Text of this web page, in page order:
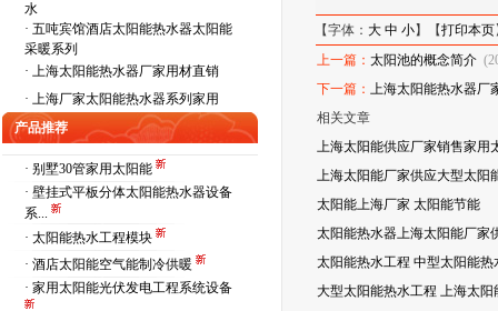
水
· 五吨宾馆酒店太阳能热水器太阳能
采暖系列
· 上海太阳能热水器厂家用材直销
· 上海厂家太阳能热水器系列家用
产品推荐
· 别墅30管家用太阳能
· 壁挂式平板分体太阳能热水器设备
系...
· 太阳能热水工程模块
· 酒店太阳能空气能制冷供暖
· 家用太阳能光伏发电工程系统设备
【字体：大 中 小】【打印本页
上一篇：太阳池的概念简介
下一篇：上海太阳能热水器厂
相关文章
上海太阳能供应厂家销售家用
上海太阳能厂家供应大型太阳
太阳能上海厂家 太阳能节能
太阳能热水器上海太阳能厂家
太阳能热水工程 中型太阳能热
大型太阳能热水工程 上海太阳